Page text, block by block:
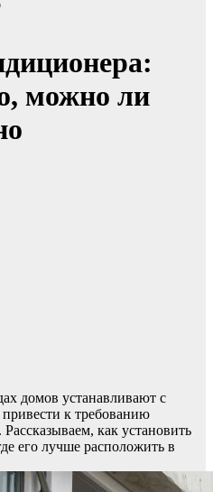
можно ли
домов устанавливают с
к требованию
как установить
его лучше расположить в